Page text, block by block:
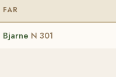
FAR
Bjarne N 301